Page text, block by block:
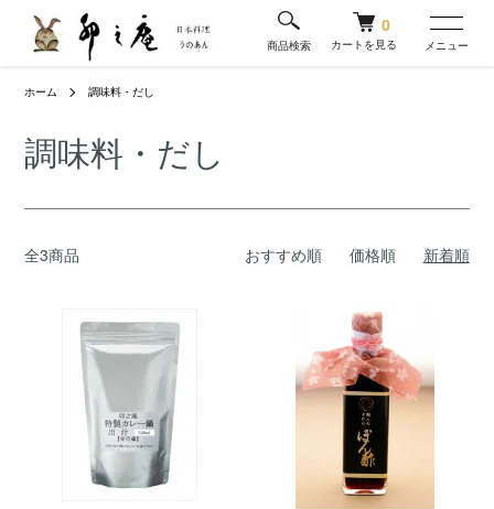
商品検索 カートを見る
0
メニュー
ホーム 調味料・だし
調味料・だし
全3商品 おすすめ順 価格順 新着順